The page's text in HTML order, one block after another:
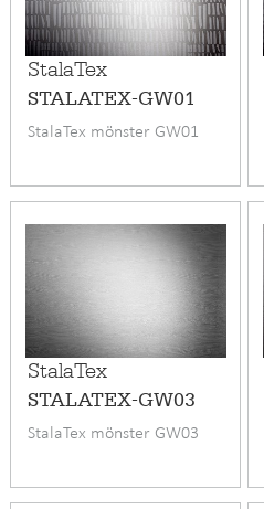
StalaTex
STALATEX-GW01
StalaTex mönster GW01
StalaTex
STALATEX-GW03
StalaTex mönster GW03